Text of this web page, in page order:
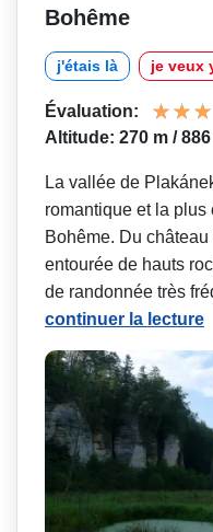
Bohême
j'étais là je veux
Évaluation:
Altitude: 270 m /
La vallée de
romantique et la
Bohême. Du
entourée de hauts
de randonnée très
continuer la lecture